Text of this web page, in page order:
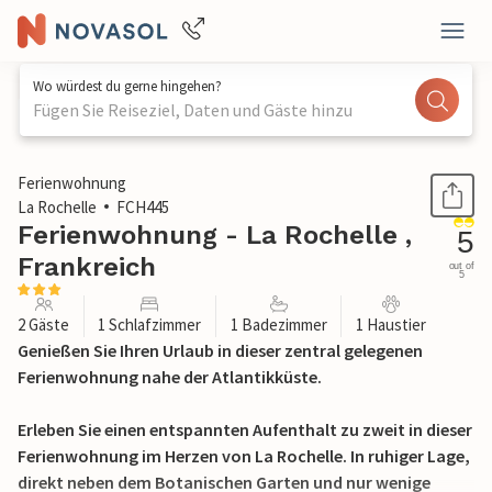
Wo würdest du gerne hingehen?
Fügen Sie Reiseziel, Daten und Gäste hinzu
1 / 18
Ferienwohnung
La Rochelle
FCH445
Ferienwohnung - La Rochelle ,
Frankreich
5
out of
5
2 Gäste 1 Schlafzimmer 1 Badezimmer 1 Haustier
Genießen Sie Ihren Urlaub in dieser zentral gelegenen
Ferienwohnung nahe der Atlantikküste.
Erleben Sie einen entspannten Aufenthalt zu zweit in dieser
Ferienwohnung im Herzen von La Rochelle. In ruhiger Lage,
direkt neben dem Botanischen Garten und nur wenige